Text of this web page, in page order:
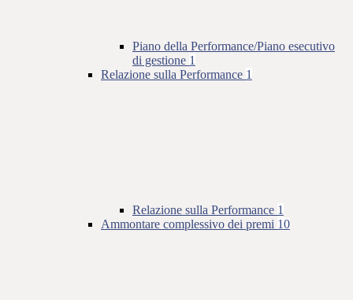
Piano della Performance/Piano esecutivo
di gestione 1
Relazione sulla Performance 1
Relazione sulla Performance 1
Ammontare complessivo dei premi 10